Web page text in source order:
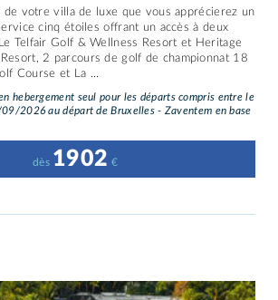
de votre villa de luxe que vous apprécierez un
cinq étoiles offrant un accès à deux
Telfair Golf & Wellness Resort et Heritage
2 parcours de golf de championnat 18
Course et La ...
hebergement seul pour les départs compris entre le
2026 au départ de Bruxelles - Zaventem en base
dès 1902 €